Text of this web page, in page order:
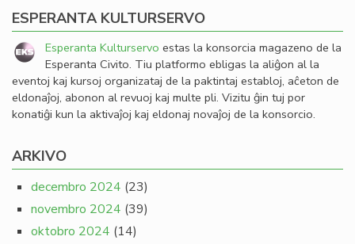
ESPERANTA KULTURSERVO
Esperanta Kulturservo estas la konsorcia magazeno de la
Esperanta Civito. Tiu platformo ebligas la aliĝon al la
eventoj kaj kursoj organizataj de la paktintaj establoj, aĉeton de
eldonaĵoj, abonon al revuoj kaj multe pli. Vizitu ĝin tuj por
konatiĝi kun la aktivaĵoj kaj eldonaj novaĵoj de la konsorcio.
ARKIVO
decembro 2024 (23)
novembro 2024 (39)
oktobro 2024 (14)